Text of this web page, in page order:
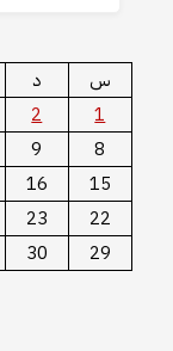
س
د
1
2
8
9
15
16
22
23
29
30